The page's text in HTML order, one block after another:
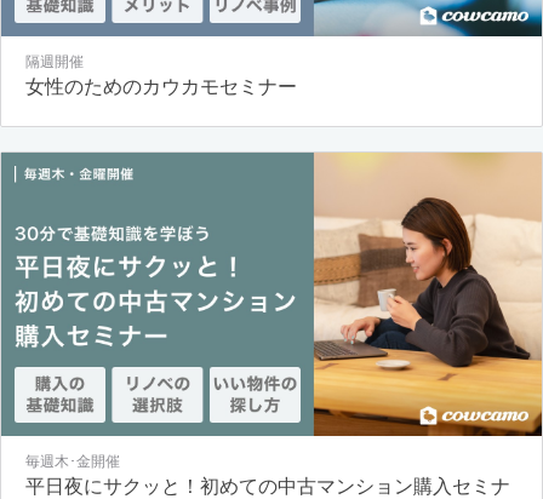
隔週開催
女性のためのカウカモセミナー
毎週木･金開催
平日夜にサクッと！初めての中古マンション購入セミナ